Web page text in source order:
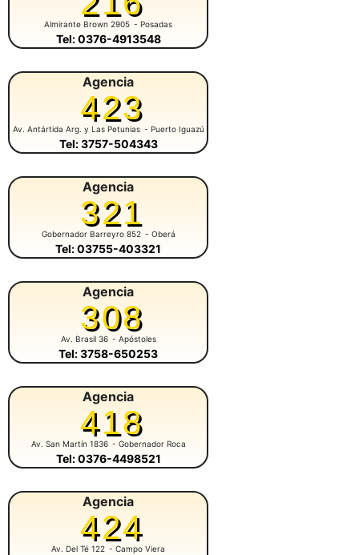
Almirante Brown 2905 - Posadas
Tel: 0376-4913548
Agencia
423
Av. Antártida Arg. y Las Petunias - Puerto Iguazú
Tel: 3757-504343
Agencia
321
Gobernador Barreyro 852 - Oberá
Tel: 03755-403321
Agencia
308
Av. Brasil 36 - Apóstoles
Tel: 3758-650253
Agencia
418
Av. San Martín 1836 - Gobernador Roca
Tel: 0376-4498521
Agencia
424
Av. Del Té 122 - Campo Viera